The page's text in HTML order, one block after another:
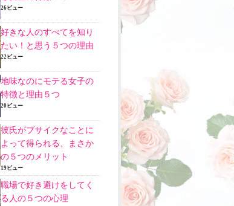
26ビュー
好きな人のすべてを知り
たい！と思う５つの理由
22ビュー
地味なのにモテる女子の
特徴と理由５つ
20ビュー
彼氏がブサイクなことに
よって得られる、まさか
の５つのメリット
19ビュー
職場で好き避けをしてく
る人の５つの心理